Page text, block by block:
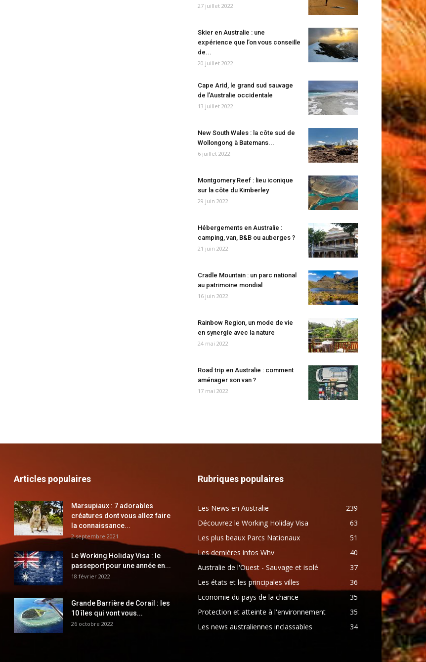
27 juillet 2022
Skier en Australie : une
expérience que l’on vous conseille
de...
20 juillet 2022
Cape Arid, le grand sud sauvage
de l’Australie occidentale
13 juillet 2022
New South Wales : la côte sud de
Wollongong à Batemans...
6 juillet 2022
Montgomery Reef : lieu iconique
sur la côte du Kimberley
29 juin 2022
Hébergements en Australie :
camping, van, B&B ou auberges ?
21 juin 2022
Cradle Mountain : un parc national
au patrimoine mondial
16 juin 2022
Rainbow Region, un mode de vie
en synergie avec la nature
24 mai 2022
Road trip en Australie : comment
aménager son van ?
17 mai 2022
Articles populaires
Marsupiaux : 7 adorables
créatures dont vous allez faire
la connaissance...
2 septembre 2021
Le Working Holiday Visa : le
passeport pour une année en...
18 février 2022
Grande Barrière de Corail : les
10 îles qui vont vous...
26 octobre 2022
Rubriques populaires
Les News en Australie
239
Découvrez le Working Holiday Visa
63
Les plus beaux Parcs Nationaux
51
Les dernières infos Whv
40
Australie de l'Ouest - Sauvage et isolé
37
Les états et les principales villes
36
Economie du pays de la chance
35
Protection et atteinte à l'environnement
35
Les news australiennes inclassables
34